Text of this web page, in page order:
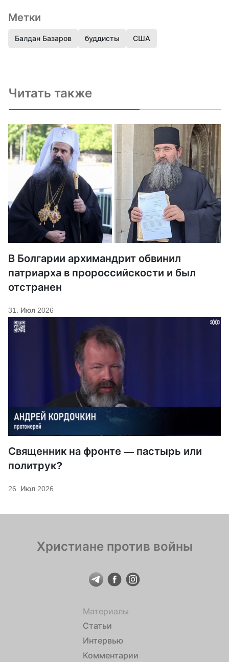
Метки
Балдан Базаров буддисты США
Читать также
В Болгарии архимандрит обвинил
патриарха в пророссийскости и был
отстранен
31. Июл 2026
Священник на фронте — пастырь или
политрук?
26. Июл 2026
Христиане против войны
Материалы
Статьи
Интервью
Комментарии